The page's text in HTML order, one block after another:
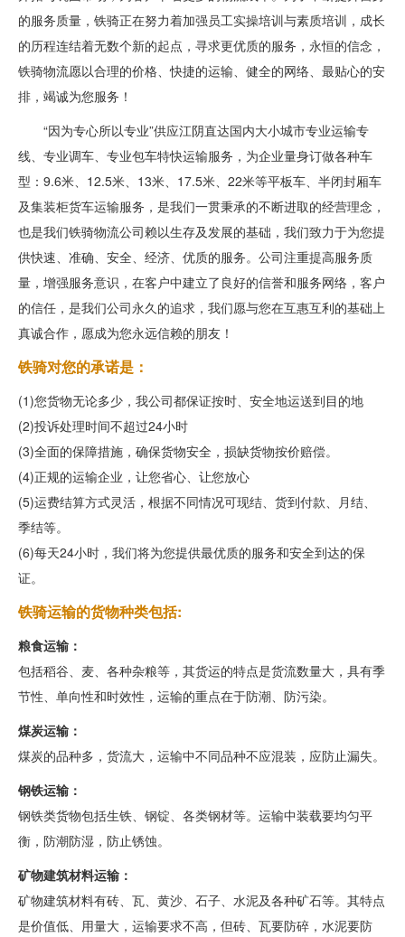
的服务质量，铁骑正在努力着加强员工实操培训与素质培训，成长
的历程连结着无数个新的起点，寻求更优质的服务，永恒的信念，
铁骑物流愿以合理的价格、快捷的运输、健全的网络、最贴心的安
排，竭诚为您服务！
“因为专心所以专业”供应江阴直达国内大小城市专业运输专
线、专业调车、专业包车特快运输服务，为企业量身订做各种车
型：9.6米、12.5米、13米、17.5米、22米等平板车、半闭封厢车
及集装柜货车运输服务，是我们一贯秉承的不断进取的经营理念，
也是我们铁骑物流公司赖以生存及发展的基础，我们致力于为您提
供快速、准确、安全、经济、优质的服务。公司注重提高服务质
量，增强服务意识，在客户中建立了良好的信誉和服务网络，客户
的信任，是我们公司永久的追求，我们愿与您在互惠互利的基础上
真诚合作，愿成为您永远信赖的朋友！
铁骑对您的承诺是：
(1)您货物无论多少，我公司都保证按时、安全地运送到目的地
(2)投诉处理时间不超过24小时
(3)全面的保障措施，确保货物安全，损缺货物按价赔偿。
(4)正规的运输企业，让您省心、让您放心
(5)运费结算方式灵活，根据不同情况可现结、货到付款、月结、
季结等。
(6)每天24小时，我们将为您提供最优质的服务和安全到达的保
证。
铁骑运输的货物种类包括:
粮食运输：
包括稻谷、麦、各种杂粮等，其货运的特点是货流数量大，具有季
节性、单向性和时效性，运输的重点在于防潮、防污染。
煤炭运输：
煤炭的品种多，货流大，运输中不同品种不应混装，应防止漏失。
钢铁运输：
钢铁类货物包括生铁、钢锭、各类钢材等。运输中装载要均匀平
衡，防潮防湿，防止锈蚀。
矿物建筑材料运输：
矿物建筑材料有砖、瓦、黄沙、石子、水泥及各种矿石等。其特点
是价值低、用量大，运输要求不高，但砖、瓦要防碎，水泥要防